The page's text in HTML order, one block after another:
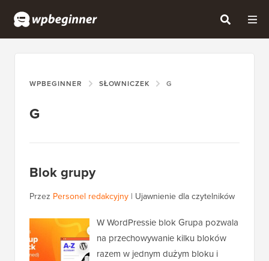
WPBEGINNER SŁOWNICZEK G
G
Blok grupy
Przez Personel redakcyjny | Ujawnienie dla czytelników
W WordPressie blok Grupa pozwala
na przechowywanie kilku bloków
razem w jednym dużym bloku i